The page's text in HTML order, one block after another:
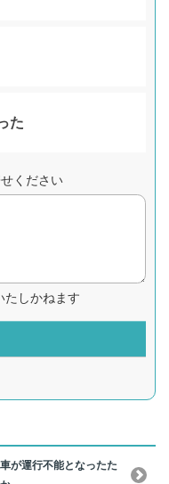
た
ください
たしかねます
が運行不能となったた